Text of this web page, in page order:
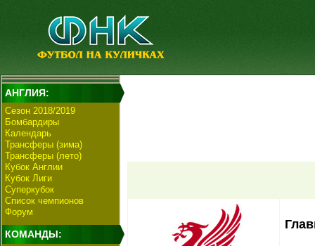
АНГЛИЯ:
Сезон 2018/2019
Бомбардиры
Календарь
Трансферы (зима)
Трансферы (лето)
Кубок Англии
Кубок Лиги
Суперкубок
Список чемпионов
Форум
КОМАНДЫ: